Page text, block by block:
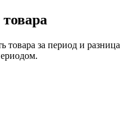
товара за период и разница